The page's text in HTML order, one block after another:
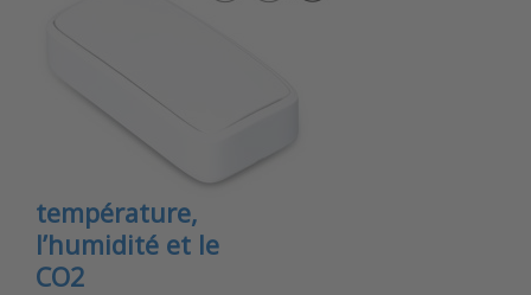
Enregistreur de
données NB-IoT
– Capteur
climat intérieur
température,
l’humidité et le
CO2